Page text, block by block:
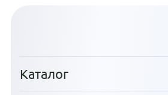
Каталог